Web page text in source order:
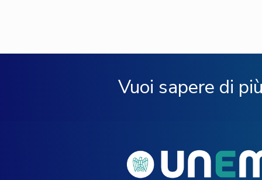
Vuoi sapere di